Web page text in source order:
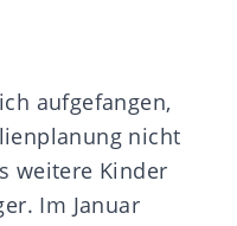
aufgefangen,
nicht
weitere Kinder
Im Januar